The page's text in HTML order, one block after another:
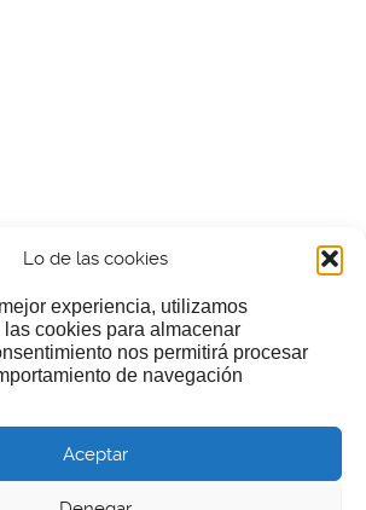
Lo de las cookies
experiencia, utilizamos
cookies para almacenar
nos permitirá procesar
de navegación
Aceptar
cafecillo?
web puedes echar limosna a estos